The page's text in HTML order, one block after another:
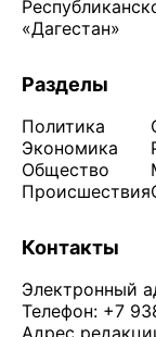
«Дагестан»
Разделы
Политика
Экономика
Общество
Происшествия
Контакты
Электронный
Телефон: +7
Адрес